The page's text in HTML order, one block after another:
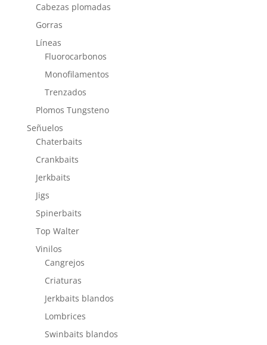
Cabezas plomadas
Gorras
Líneas
Fluorocarbonos
Monofilamentos
Trenzados
Plomos Tungsteno
Señuelos
Chaterbaits
Crankbaits
Jerkbaits
Jigs
Spinerbaits
Top Walter
Vinilos
Cangrejos
Criaturas
Jerkbaits blandos
Lombrices
Swinbaits blandos